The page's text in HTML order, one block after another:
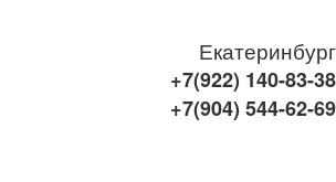
Екатеринбург
+7(922) 140-83-38
+7(904) 544-62-69